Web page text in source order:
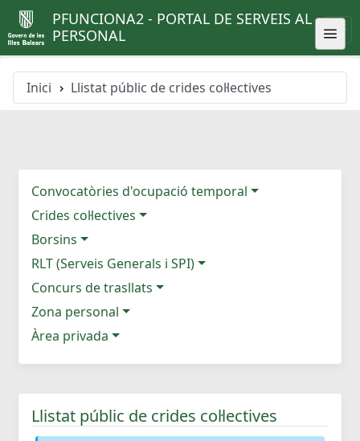
PFUNCIONA2 - PORTAL DE SERVEIS AL
PERSONAL
Inici Llistat públic de crides col·lectives
Convocatòries d'ocupació temporal
Crides col·lectives
Borsins
RLT (Serveis Generals i SPI)
Concurs de trasllats
Zona personal
Àrea privada
Llistat públic de crides col·lectives